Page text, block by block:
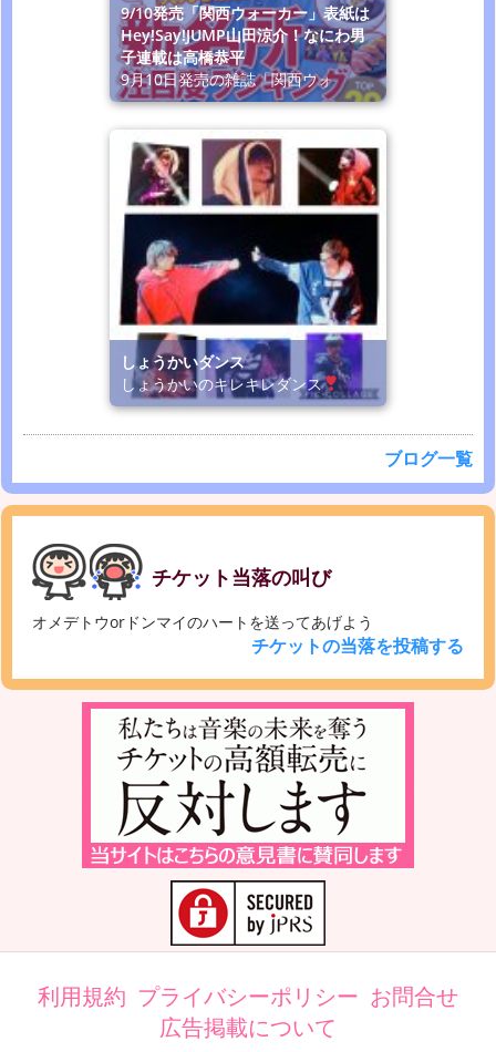
9/10発売「関西ウォーカー」表紙は
Hey!Say!JUMP山田涼介！なにわ男
子連載は高橋恭平
9月10日発売の雑誌「関西ウォ
しょうかいダンス
しょうかいのキレキレダンス
ブログ一覧
チケット当落の叫び
オメデトウorドンマイのハートを送ってあげよう
チケットの当落を投稿する
利用規約 プライバシーポリシー お問合せ
広告掲載について